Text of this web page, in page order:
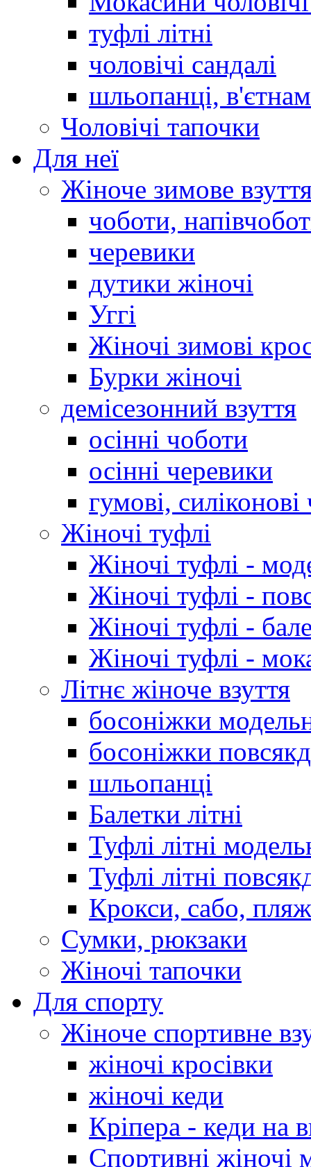
туфлі літні
чоловічі сандалі
шльопанці,
Чоловічі тапочки
Для неї
Жіноче зимове
чоботи,
черевики
дутики жіночі
Уггі
Жіночі зимові
Бурки жіночі
демісезонний взуття
осінні чоботи
осінні черевики
гумові,
Жіночі туфлі
Жіночі туфлі -
Жіночі туфлі -
Жіночі туфлі -
Жіночі туфлі -
Літнє жіноче взуття
босоніжки
босоніжки
шльопанці
Балетки літні
Туфлі літні
Туфлі літні
Крокси, сабо,
Сумки, рюкзаки
Жіночі тапочки
Для спорту
Жіноче спортивне
жіночі кросівки
жіночі кеди
Кріпера - кеди на
Спортивні жіночі